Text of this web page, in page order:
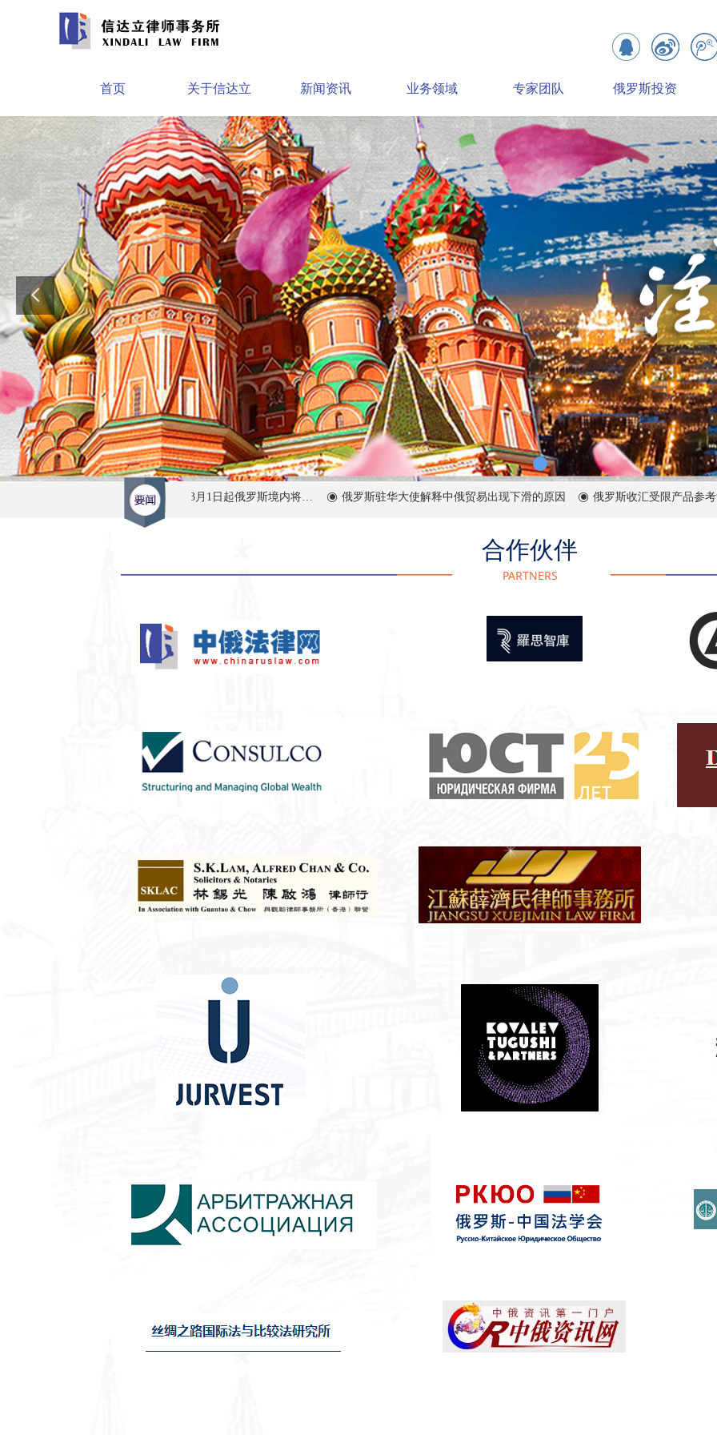
首页 关于信达立 新闻资讯 业务领域 专家团队 俄罗斯投资
“外语禁令”：2026年3月1日起俄罗斯境内将全面限制在商业中使用外语 ꀉ 俄罗斯驻华大使解释中俄贸易出现下滑的原因 ꀉ 俄罗斯收汇受限产品参考清单
合作伙伴
PARTNERS